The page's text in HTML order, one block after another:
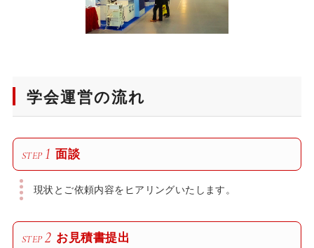
学会運営の流れ
STEP 1 面談
現状とご依頼内容をヒアリングいたします。
STEP 2 お見積書提出